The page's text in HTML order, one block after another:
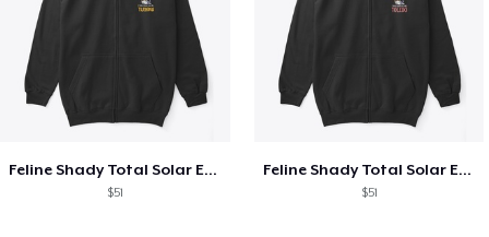
Feline Shady Total Solar Eclipse Tijuana
$51
Feline Shady Total Solar Eclipse Toledo
$51